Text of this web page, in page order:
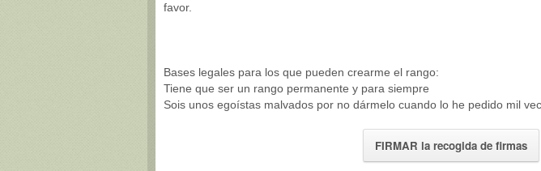
favor.
Bases legales para los que pueden crearme el rango:
Tiene que ser un rango permanente y para siempre
Sois unos egoístas malvados por no dármelo cuando lo he pedido mil
FIRMAR la recogida de firmas